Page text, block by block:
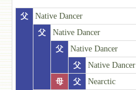
父
Native Dancer
父
Native Dancer
父
Native Dancer
父
Native Dancer
母
父
Nearctic